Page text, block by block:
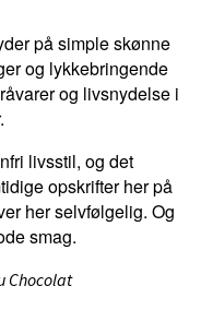
på simple skønne
og lykkebringende
og livsnydelse i
livsstil, og det
opskrifter her på
her selvfølgelig. Og
smag.
Chocolat